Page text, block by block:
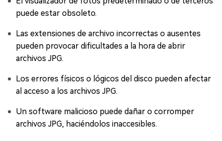
puede estar obsoleto.
Las extensiones de archivo incorrectas o ausentes
pueden provocar dificultades a la hora de abrir
archivos JPG.
Los errores físicos o lógicos del disco pueden afectar
al acceso a los archivos JPG.
Un software malicioso puede dañar o corromper
archivos JPG, haciéndolos inaccesibles.